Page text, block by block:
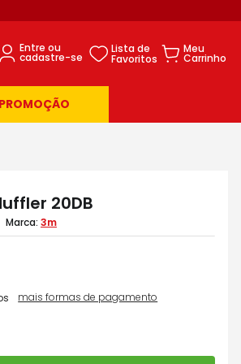
PROMOÇÃO
20DB
3m
mais formas de pagamento